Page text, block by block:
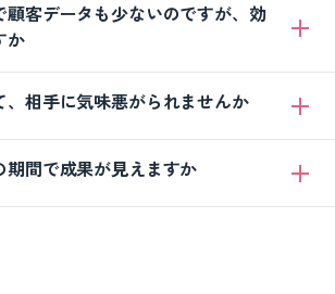
下書きを作るだけで十分です。プログラミング
れてきたら、データ連携など仕組み化に進む、
す。
顧客データも少ないのですが、効
か
点を記録する習慣をつけるのが先です。データ
上がるので、今から記録を始めること自体が将
、相手に気味悪がられませんか
す。一方で、個人の細かい行動を名指しすると
手が自然だと感じる範囲」を社内で決めておく
期間で成果が見えますか